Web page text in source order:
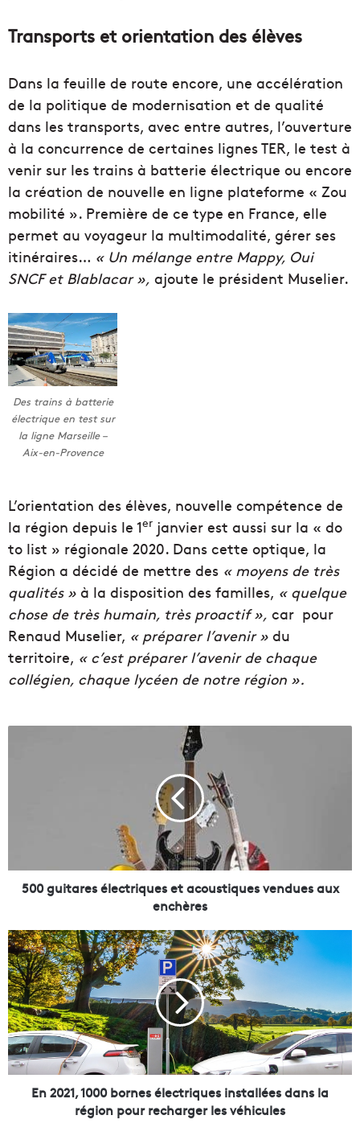
Transports et orientation des élèves
Dans la feuille de route encore, une accélération
de la politique de modernisation et de qualité
dans les transports, avec entre autres, l’ouverture
à la concurrence de certaines lignes TER, le test à
venir sur les trains à batterie électrique ou encore
la création de nouvelle en ligne plateforme « Zou
mobilité ». Première de ce type en France, elle
permet au voyageur la multimodalité, gérer ses
itinéraires… « Un mélange entre Mappy, Oui
SNCF et Blablacar », ajoute le président Muselier.
Des trains à batterie
électrique en test sur
la ligne Marseille –
Aix-en-Provence
L’orientation des élèves, nouvelle compétence de
la région depuis le 1er janvier est aussi sur la « do
to list » régionale 2020. Dans cette optique, la
Région a décidé de mettre des « moyens de très
qualités » à la disposition des familles, « quelque
chose de très humain, très proactif », car pour
Renaud Muselier, « préparer l’avenir » du
territoire, « c’est préparer l’avenir de chaque
collégien, chaque lycéen de notre région ».
r
l
e
c
t
r
i
q
u
e
500 guitares électriques et acoustiques vendues aux
enchères
E
n
2
0
2
1
,
1
0
En 2021, 1000 bornes électriques installées dans la
région pour recharger les véhicules